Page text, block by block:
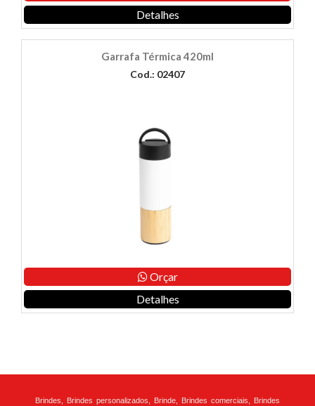
Detalhes
Garrafa Térmica 420ml
Cod.: 02407
Orçar
Detalhes
Brindes, Brindes personalizados, Brinde, Brindes comerciais, Brindes